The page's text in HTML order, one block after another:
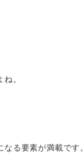
。
る要素が満載です。